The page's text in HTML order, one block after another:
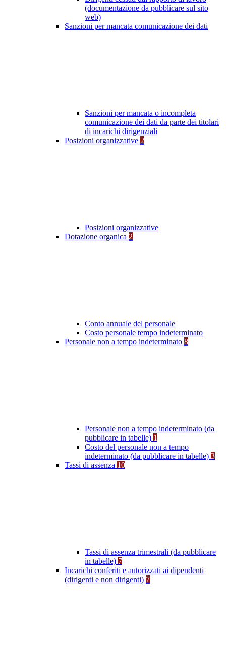
(documentazione da pubblicare sul sito
web)
Sanzioni per mancata comunicazione dei dati
Sanzioni per mancata o incompleta
comunicazione dei dati da parte dei titolari
di incarichi dirigenziali
Posizioni organizzative 2
Posizioni organizzative
Dotazione organica 2
Conto annuale del personale
Costo personale tempo indeterminato
Personale non a tempo indeterminato 8
Personale non a tempo indeterminato (da
pubblicare in tabelle) 1
Costo del personale non a tempo
indeterminato (da pubblicare in tabelle) 3
Tassi di assenza 10
Tassi di assenza trimestrali (da pubblicare
in tabelle) 7
Incarichi conferiti e autorizzati ai dipendenti
(dirigenti e non dirigenti) 7